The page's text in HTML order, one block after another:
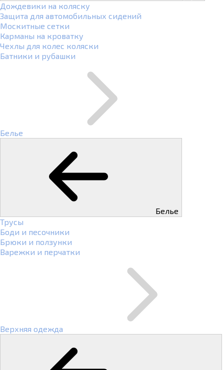
Дождевики на коляску
Защита для автомобильных сидений
Москитные сетки
Карманы на кроватку
Чехлы для колес коляски
Батники и рубашки
Белье
Белье
Трусы
Боди и песочники
Брюки и ползунки
Варежки и перчатки
Верхняя одежда